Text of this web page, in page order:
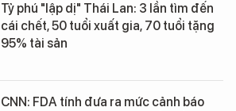
Tỷ phú "lập dị" Thái Lan: 3 lần tìm đến
cái chết, 50 tuổi xuất gia, 70 tuổi tặng
95% tài sản
CNN: FDA tính đưa ra mức cảnh báo